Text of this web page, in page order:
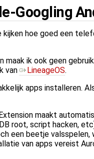
Googling
kijken hoe goed een
ik ook geen
van
LineageOS.
apps installeren.
maakt
root, script hacken,
een beetje
van apps vereist